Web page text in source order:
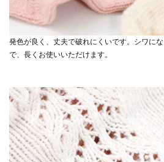
発色が良く、丈夫で破れにくいです。シワに
で、長くお使いいただけます。